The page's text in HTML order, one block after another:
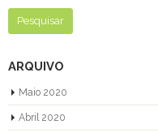
ARQUIVO
Maio 2020
Abril 2020